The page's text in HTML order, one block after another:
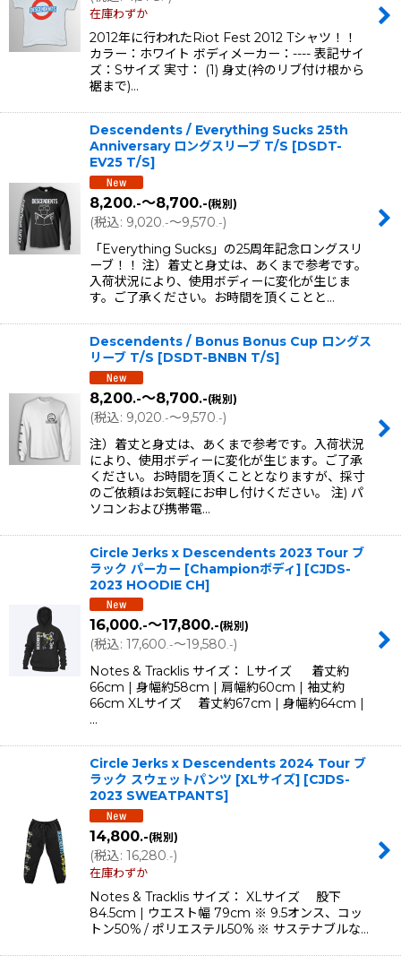
在庫わずか
2012年に行われたRiot Fest 2012 Tシャツ！！
カラー：ホワイト ボディメーカー：---- 表記サイ
ズ：Sサイズ 実寸： (1) 身丈(衿のリブ付け根から
裾まで)…
Descendents / Everything Sucks 25th
Anniversary ロングスリーブ T/S [DSDT-
EV25 T/S]
8,200.-～8,700.-(税別)
(税込: 9,020 .-～9,570 .-)
「Everything Sucks」の25周年記念ロングスリ
ーブ！！ 注）着丈と身丈は、あくまで参考です。
入荷状況により、使用ボディーに変化が生じま
す。ご了承ください。お時間を頂くことと…
Descendents / Bonus Bonus Cup ロングス
リーブ T/S [DSDT-BNBN T/S]
8,200.-～8,700.-(税別)
(税込: 9,020 .-～9,570 .-)
注）着丈と身丈は、あくまで参考です。入荷状況
により、使用ボディーに変化が生じます。ご了承
ください。お時間を頂くこととなりますが、採寸
のご依頼はお気軽にお申し付けください。 注) パ
ソコンおよび携帯電…
Circle Jerks x Descendents 2023 Tour ブ
ラック パーカー [Championボディ] [CJDS-
2023 HOODIE CH]
16,000.-～17,800.-(税別)
(税込: 17,600.-～19,580.-)
Notes & Tracklis サイズ： Lサイズ 着丈約
66cm | 身幅約58cm | 肩幅約60cm | 袖丈約
66cm XLサイズ 着丈約67cm | 身幅約64cm |
…
Circle Jerks x Descendents 2024 Tour ブ
ラック スウェットパンツ [XLサイズ] [CJDS-
2023 SWEATPANTS]
14,800.-(税別)
(税込: 16,280.-)
在庫わずか
Notes & Tracklis サイズ： XLサイズ 股下
84.5cm | ウエスト幅 79cm ※ 9.5オンス、コッ
トン50% / ポリエステル50% ※ サステナブルな…